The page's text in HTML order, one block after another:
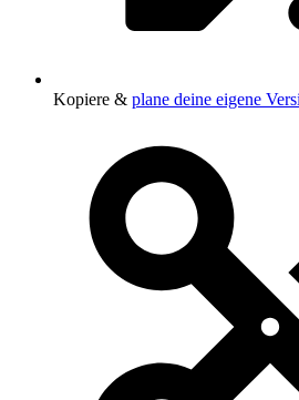
Kopiere & plane deine eigene